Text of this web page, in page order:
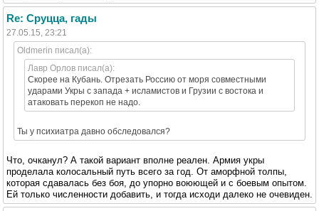
Re: Сруцца, гады
27.05.15, 23:21
Oldmerin писал(а):
Лавр Орлов писал(а):
Скорее на Кубань. Отрезать Россию от моря совместными
ударами Укры с запада + исламистов и Грузии с востока и
атаковать перекоп не надо.
Ты у психиатра давно обследовался?
Что, очканул? А такой вариант вполне реален. Армия укры
проделала колосальный путь всего за год. От аморфной толпы,
которая сдавалась без боя, до упорно воюющей и с боевым опытом.
Ей только численности добавить, и тогда исходи далеко не очевиден.